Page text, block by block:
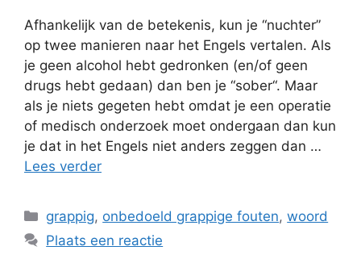
Afhankelijk van de betekenis, kun je “nuchter”
op twee manieren naar het Engels vertalen. Als
je geen alcohol hebt gedronken (en/of geen
drugs hebt gedaan) dan ben je “sober“. Maar
als je niets gegeten hebt omdat je een operatie
of medisch onderzoek moet ondergaan dan kun
je dat in het Engels niet anders zeggen dan …
Lees verder
Categorieën
grappig, onbedoeld grappige fouten,woord
Plaats een reactie